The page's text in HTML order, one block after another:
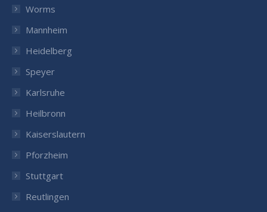
Worms
Mannheim
Heidelberg
Speyer
Karlsruhe
Heilbronn
Kaiserslautern
Pforzheim
Stuttgart
Reutlingen